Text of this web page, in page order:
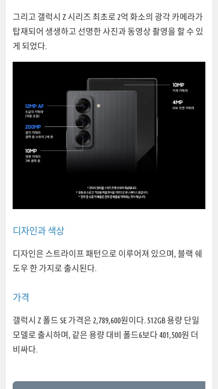
그리고 갤럭시 Z 시리즈 최초로 2억 화소의 광각 카메라가
탑재되어 생생하고 선명한 사진과 동영상 촬영을 할 수 있
게 되었다.
디자인과 색상
디자인은 스트라이프 패턴으로 이루어져 있으며, 블랙 쉐
도우 한 가지로 출시된다.
가격
갤럭시 Z 폴드 SE 가격은 2,789,600원이다. 512GB 용량 단일
모델로 출시하며, 같은 용량 대비 폴드6보다 401,500원 더
비싸다.